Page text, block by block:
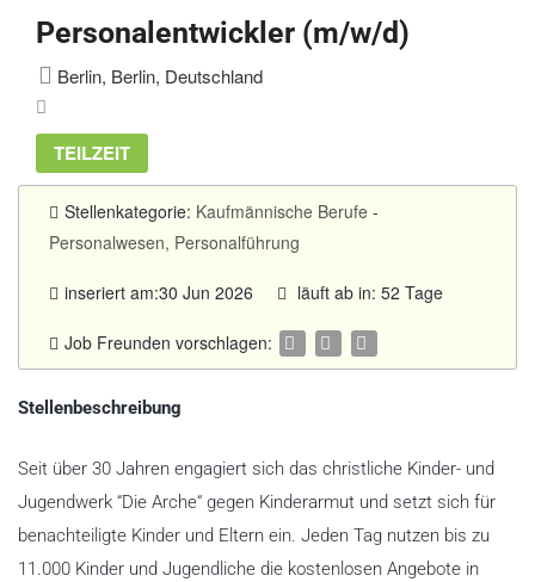
Personalentwickler (m/w/d)
Berlin, Berlin, Deutschland
TEILZEIT
Stellenkategorie: Kaufmännische Berufe -
Personalwesen, Personalführung
inseriert am:30 Jun 2026 läuft ab in: 52 Tage
Job Freunden vorschlagen:
Stellenbeschreibung
Seit über 30 Jahren engagiert sich das christliche Kinder- und
Jugendwerk “Die Arche“ gegen Kinderarmut und setzt sich für
benachteiligte Kinder und Eltern ein. Jeden Tag nutzen bis zu
11.000 Kinder und Jugendliche die kostenlosen Angebote in